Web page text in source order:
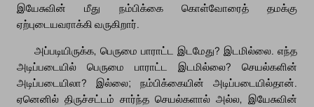
இயேசுவின் மீது நம்பிக்கை கொள்வோரைத் தமக்கு
ஏற்புடையவராக்கி வருகிறார்.
அப்படியிருக்க, பெருமை பாராட்ட இடமேது? இடமில்லை. எந்த
அடிப்படையில் பெருமை பாராட்ட இடமில்லை? செயல்களின்
அடிப்படையிலா? இல்லை; நம்பிக்கையின் அடிப்படையில்தான்.
ஏனெனில் திருச்சட்டம் சார்ந்த செயல்களால் அல்ல, இயேசுவின்